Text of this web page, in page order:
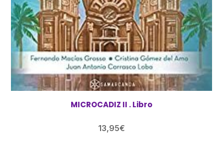
MICROCADIZ II . Libro
13,95€